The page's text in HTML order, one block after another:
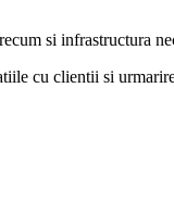
si infrastructura
cu clientii si